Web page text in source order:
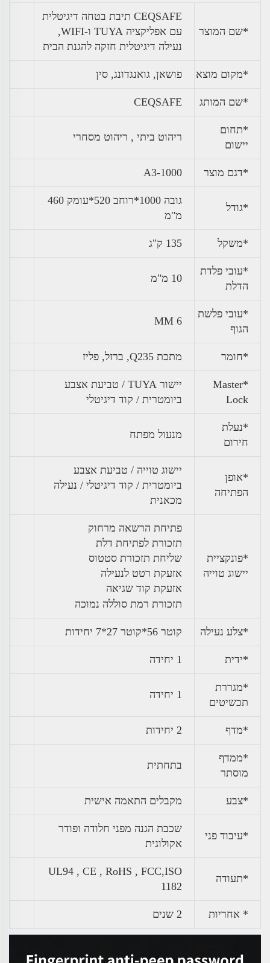
*שם המוצר
CEQSAFE תיבת בטחה דיגיטלית
עם אפליקציה TUYA ו-WIFI,
נעילה דיגיטלית חזקה להגנת הבית
*מקום מוצא פושאן, גואנגדונג, סין
*שם המותג CEQSAFE
*תחום
יישום
ריהוט ביתי , ריהוט מסחרי
*דגם מוצר A3-1000
*גודל
גובה 1000*רוחב 520*עומק 460
מ"מ
*משקל 135 ק"ג
*עובי פלדת
הדלת
10 מ"מ
*עובי פלשת
הגוף
6 MM
*חומר מתכת Q235, ברזל, פליז
*Master
Lock
יישור TUYA / טביעת אצבע
ביומטרית / קוד דיגיטלי
*נעלת
חירום
מנעול מפתח
*אופן
הפתיחה
יישוג טוייה / טביעת אצבע
ביומטרית / קוד דיגיטלי / נעילה
מכאנית
*פונקציית
יישוג טוייה
פתיחת הרשאה מרחוק
תזכורת לפתיחת דלת
שליחת תזכורת סטטוס
אזעקת רטט לנעילה
אזעקת קוד שגיאה
תזכורת רמת סוללה נמוכה
*צלע נעילה קוטר 56*קוטר 27*7 יחידות
*ידית 1 יחידה
*מגררת
תכשיטים
1 יחידה
*מדף 2 יחידות
*ממדף
מוסתר
בתחתית
*צבע מקבלים התאמה אישית
*עיבוד פני
שכבת הגנה מפני חלודה ופודר
אקולוגית
*תעודה
UL94 , CE , RoHS , FCC,ISO
1182
* אחריות 2 שנים